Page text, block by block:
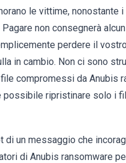
le vittime, nonostante i
non consegnerà
perdere il
in cambio. Non ci sono
compromessi da Anubis
possibile ripristinare solo i
di un messaggio che
di Anubis ransomware